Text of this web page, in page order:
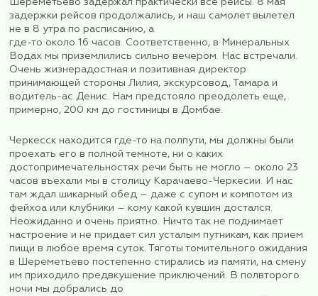
Вылететь из Шереметьево мы должны были 8
дороге из Минеральных Вод в Домбай
Карачаево-Черкесии – город Черкесск,
реке Кубань. Но… В наши планы вмешались
реалии жизни. Накануне начала путешествия из-
дронов аэропорт
задержки рейсов продолжались, и наш самолет
не в 8 утра по расписанию, а
где-то около 16 часов. Соответственно, в
Водах мы приземлились сильно вечером. Нас
Очень жизнерадостная и позитивная директор
принимающей стороны Лилия, экскурсовод,
водитель-ас Денис. Нам предстояло
примерно, 200 км до гостиницы в Домбае.